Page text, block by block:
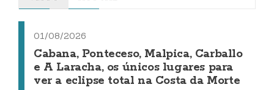
01/08/2026
Cabana, Ponteceso, Malpica, Carballo
e A Laracha, os únicos lugares para
ver a eclipse total na Costa da Morte